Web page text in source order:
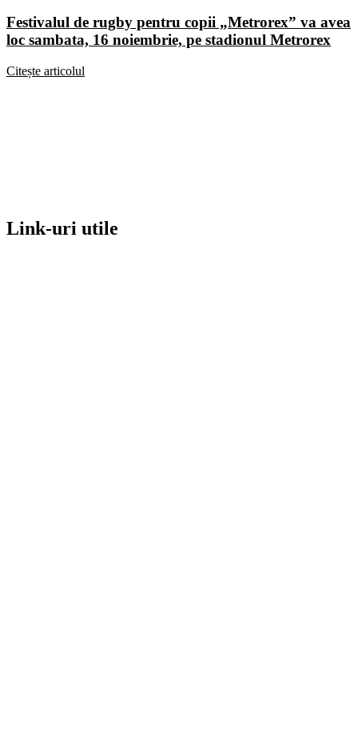
Festivalul de rugby pentru copii „Metrorex” va avea
loc sambata, 16 noiembrie, pe stadionul Metrorex
Citește articolul
Link-uri utile